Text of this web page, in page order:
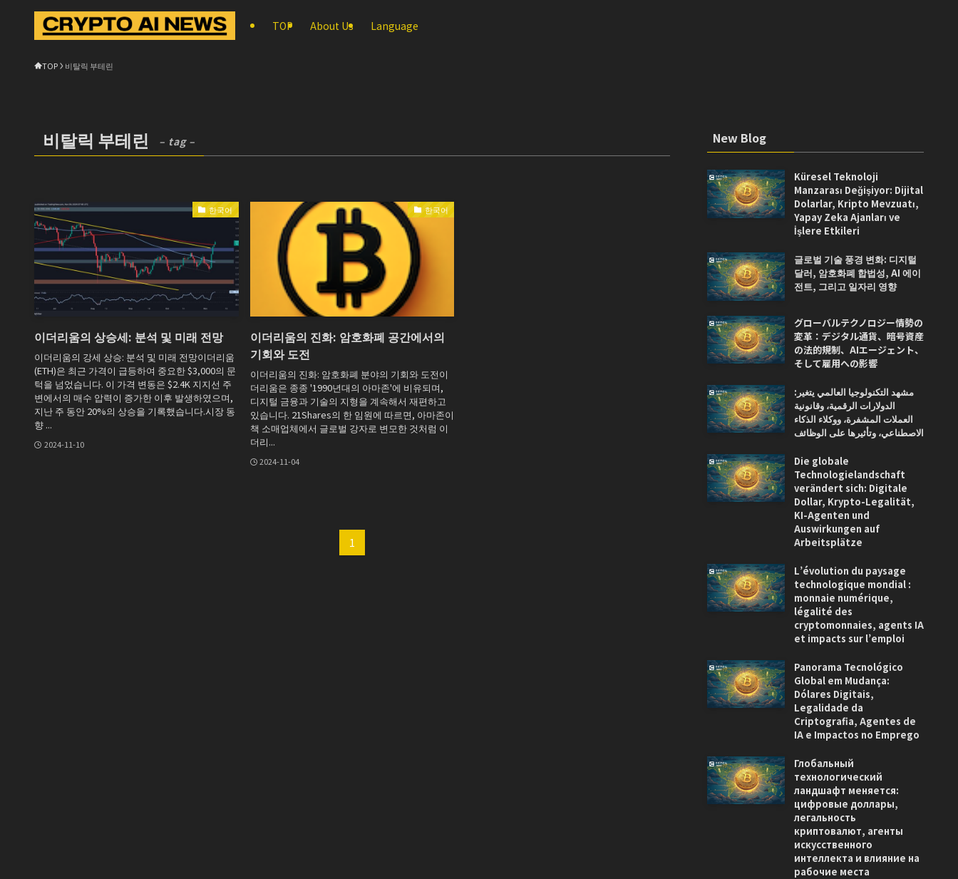
TOP About Us Language
TOP 비탈릭 부테린
비탈릭 부테린 – tag –
한국어
이더리움의 상승세: 분석 및 미래 전망
이더리움의 강세 상승: 분석 및 미래 전망이더리움
(ETH)은 최근 가격이 급등하여 중요한 $3,000의 문
턱을 넘었습니다. 이 가격 변동은 $2.4K 지지선 주
변에서의 매수 압력이 증가한 이후 발생하였으며,
지난 주 동안 20%의 상승을 기록했습니다.시장 동
향 ...
2024-11-10
한국어
이더리움의 진화: 암호화폐 공간에서의
기회와 도전
이더리움의 진화: 암호화폐 분야의 기회와 도전이
더리움은 종종 '1990년대의 아마존'에 비유되며,
디지털 금융과 기술의 지형을 계속해서 재편하고
있습니다. 21Shares의 한 임원에 따르면, 아마존이
책 소매업체에서 글로벌 강자로 변모한 것처럼 이
더리...
2024-11-04
1
New Blog
Küresel Teknoloji
Manzarası Değişiyor: Dijital
Dolarlar, Kripto Mevzuatı,
Yapay Zeka Ajanları ve
İşlere Etkileri
글로벌 기술 풍경 변화: 디지털
달러, 암호화폐 합법성, AI 에이
전트, 그리고 일자리 영향
グローバルテクノロジー情勢の
変革：デジタル通貨、暗号資産
の法的規制、AIエージェント、
そして雇用への影響
مشهد التكنولوجيا العالمي يتغير:
الدولارات الرقمية، وقانونية
العملات المشفرة، ووكلاء الذكاء
الاصطناعي، وتأثيرها على الوظائف
Die globale
Technologielandschaft
verändert sich: Digitale
Dollar, Krypto-Legalität,
KI-Agenten und
Auswirkungen auf
Arbeitsplätze
L’évolution du paysage
technologique mondial :
monnaie numérique,
légalité des
cryptomonnaies, agents IA
et impacts sur l’emploi
Panorama Tecnológico
Global em Mudança:
Dólares Digitais,
Legalidade da
Criptografia, Agentes de
IA e Impactos no Emprego
Глобальный
технологический
ландшафт меняется:
цифровые доллары,
легальность
криптовалют, агенты
искусственного
интеллекта и влияние на
рабочие места